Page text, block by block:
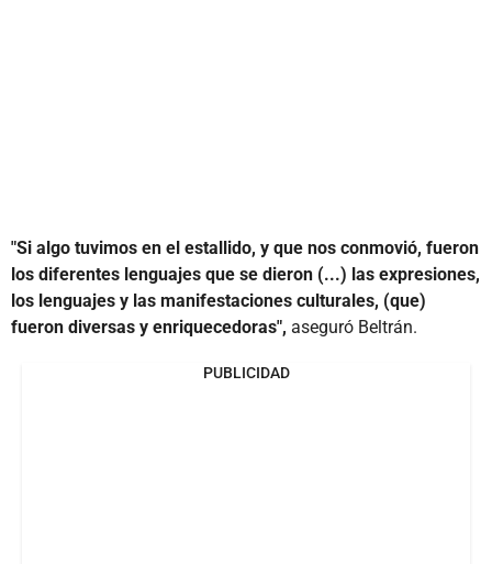
"Si algo tuvimos en el estallido, y que nos conmovió, fueron
los diferentes lenguajes que se dieron (...) las expresiones,
los lenguajes y las manifestaciones culturales, (que)
fueron diversas y enriquecedoras", aseguró Beltrán.
PUBLICIDAD